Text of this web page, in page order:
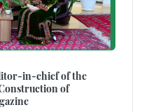
in-chief of the
of